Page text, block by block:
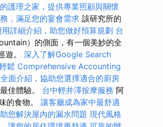
護理之家，提供專業照顧與關懷
，滿足您的宴會需求 該研究所的
用詳細介紹，助您做好預算規劃 台
）的側面，有一個美妙的全
遊。 深入了解Google Search
鬆 Comprehensive Accounting
面介紹，協助您選擇適合的廚房
佳體驗。 台中輕井澤按摩服務 阿
的食物。 讓客廳成為家中最舒適
您解決屋內的漏水問題 現代風格